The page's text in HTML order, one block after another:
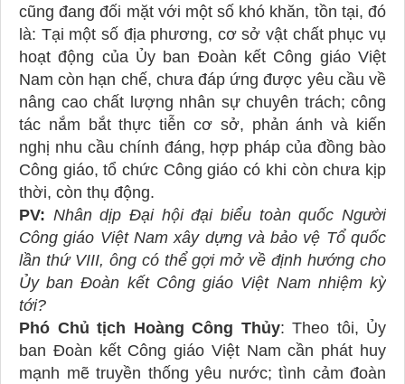
cũng đang đối mặt với một số khó khăn, tồn tại, đó
là: Tại một số địa phương, cơ sở vật chất phục vụ
hoạt động của Ủy ban Đoàn kết Công giáo Việt
Nam còn hạn chế, chưa đáp ứng được yêu cầu về
nâng cao chất lượng nhân sự chuyên trách; công
tác nắm bắt thực tiễn cơ sở, phản ánh và kiến
nghị nhu cầu chính đáng, hợp pháp của đồng bào
Công giáo, tổ chức Công giáo có khi còn chưa kịp
thời, còn thụ động.
PV: Nhân dịp Đại hội đại biểu toàn quốc Người
Công giáo Việt Nam xây dựng và bảo vệ Tổ quốc
lần thứ VIII, ông có thể gợi mở về định hướng cho
Ủy ban Đoàn kết Công giáo Việt Nam nhiệm kỳ
tới?
Phó Chủ tịch Hoàng Công Thủy: Theo tôi, Ủy
ban Đoàn kết Công giáo Việt Nam cần phát huy
mạnh mẽ truyền thống yêu nước; tình cảm đoàn